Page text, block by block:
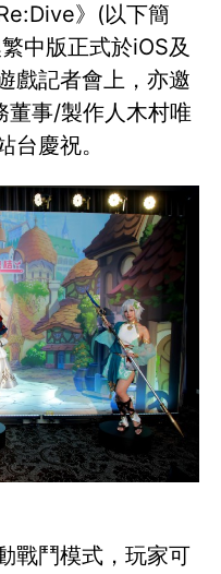
》(以下簡
中版正式於iOS及
戲記者會上，亦邀
事/製作人木村唯
台慶祝。
戰鬥模式，玩家可